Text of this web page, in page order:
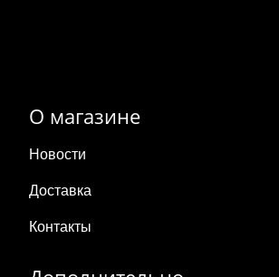
О магазине
Новости
Доставка
Контакты